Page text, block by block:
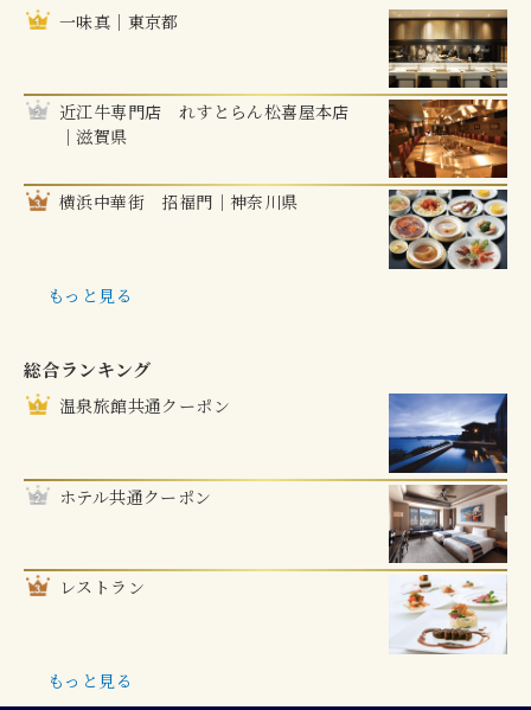
一味真｜東京都
近江牛専門店 れすとらん松喜屋本店
｜滋賀県
横浜中華街 招福門｜神奈川県
もっと見る
総合ランキング
温泉旅館共通クーポン
ホテル共通クーポン
レストラン
もっと見る